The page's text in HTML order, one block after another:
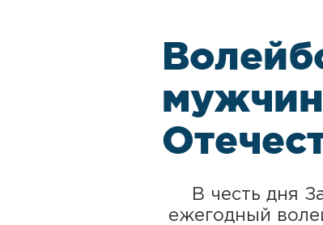
мужчин
В честь дня
ежегодный